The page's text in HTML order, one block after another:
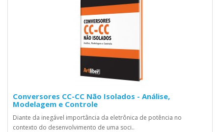
Conversores CC-CC Não Isolados - Análise,
Modelagem e Controle
Diante da inegável importância da eletrônica de potência no
contexto do desenvolvimento de uma soci..